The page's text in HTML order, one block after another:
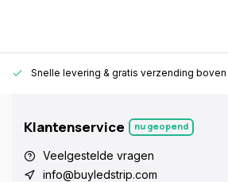
Snelle levering & gratis verzending boven
Klantenservice nu geopend
Veelgestelde vragen
info@buyledstrip.com